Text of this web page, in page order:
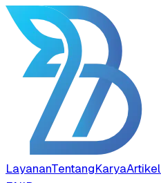
LayananTentangKaryaArtikel